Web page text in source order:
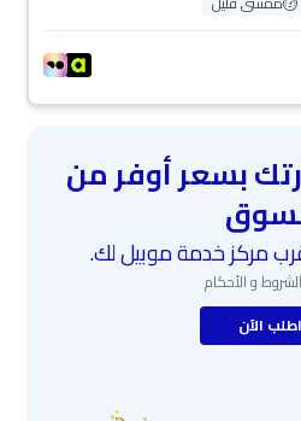
بسعر أوفر من
مركز خدمة موبيل لك.
و الأحكام
اطلب الآن